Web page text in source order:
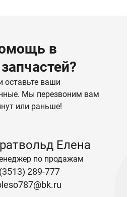
в
оставьте ваши
Мы перезвоним вам
или раньше!
Елена
по продажам
289-777